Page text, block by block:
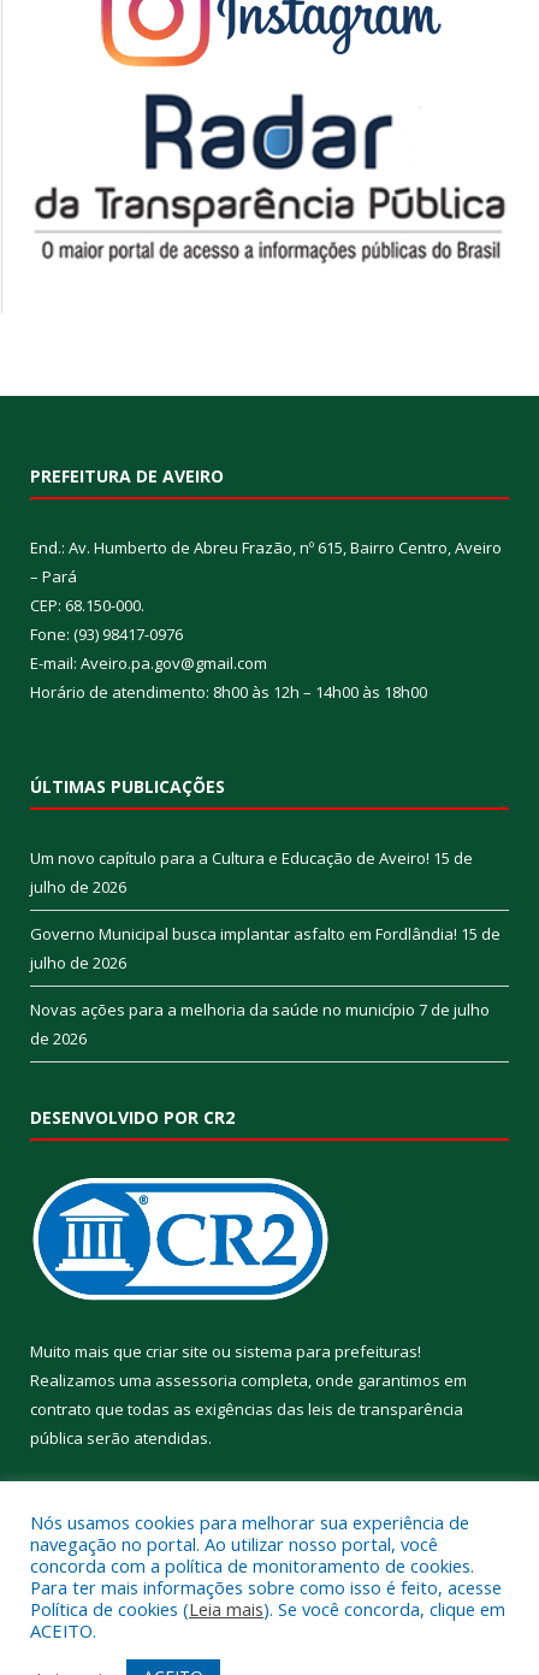
PREFEITURA DE AVEIRO
End.: Av. Humberto de Abreu Frazão, nº 615, Bairro Centro, Aveiro
– Pará
CEP: 68.150-000.
Fone: (93) 98417-0976
E-mail: Aveiro.pa.gov@gmail.com
Horário de atendimento: 8h00 às 12h – 14h00 às 18h00
ÚLTIMAS PUBLICAÇÕES
Um novo capítulo para a Cultura e Educação de Aveiro! 15 de
julho de 2026
Governo Municipal busca implantar asfalto em Fordlândia! 15 de
julho de 2026
Novas ações para a melhoria da saúde no município 7 de julho
de 2026
DESENVOLVIDO POR CR2
Muito mais que criar site ou sistema para prefeituras!
Realizamos uma assessoria completa, onde garantimos em
contrato que todas as exigências das leis de transparência
pública serão atendidas.
Todos os direitos reservados a Prefeitura Municipal de Aveiro.
Nós usamos cookies para melhorar sua experiência de
navegação no portal. Ao utilizar nosso portal, você
concorda com a política de monitoramento de cookies.
Para ter mais informações sobre como isso é feito, acesse
Política de cookies (Leia mais). Se você concorda, clique em
ACEITO.